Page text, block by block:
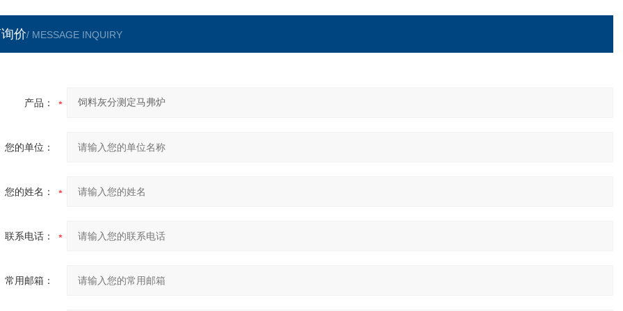
价/ MESSAGE INQUIRY
产品：
您的单位：
您的姓名：
联系电话：
常用邮箱：